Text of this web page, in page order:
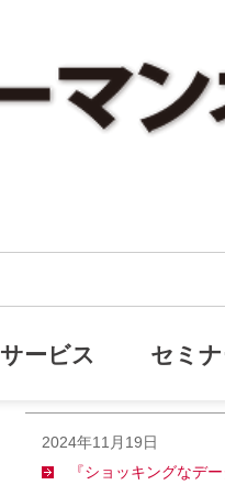
サービス セミ
2024年11月19日
『ショッキングなデ